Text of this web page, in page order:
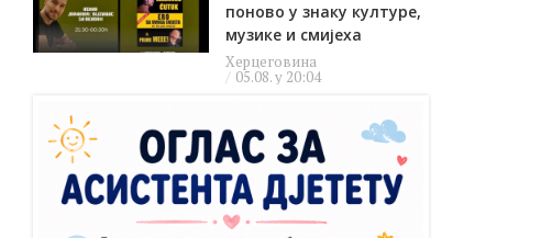
поново у знаку културе,
музике и смијеха
Херцеговина
05.08. у 20:04